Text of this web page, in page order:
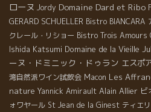
ローヌ Jordy Domaine Dard et Ribo
GERARD SCHUELLER Bistro BIANCARA
クレール・リショー Bistro Trois Amours
Ishida Katsumi Domaine de la Vieille
ーヌ・ドミニック・ドゥラン エスポ
湾自然派ワイン試飲会 Macon Les
nature Yannick Amirault Alain Allier ビ
ォワヤール St Jean de la Ginest ティエ